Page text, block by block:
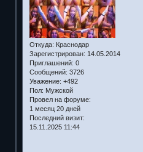
Откуда: Краснодар
Зарегистрирован: 14.05.2014
Приглашений: 0
Сообщений: 3726
Уважение: +492
Пол: Мужской
Провел на форуме:
1 месяц 20 дней
Последний визит:
15.11.2025 11:44